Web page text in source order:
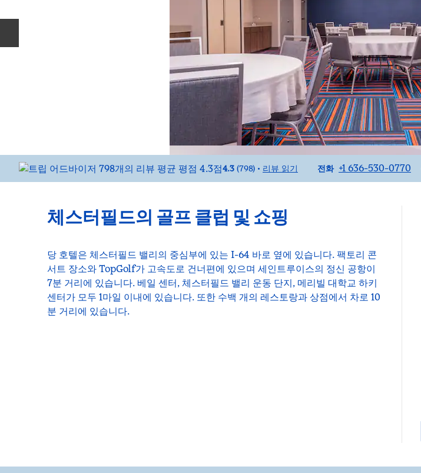
4.3 (798) • 리뷰 읽기 전화
전화 +1 636-530-0770
체스터필드의 골프 클럽 및 쇼핑
당 호텔은 체스터필드 밸리의 중심부에 있는 I-64 바로 옆에 있습니다. 팩토리 콘
서트 장소와 TopGolf가 고속도로 건너편에 있으며 세인트루이스의 정신 공항이
7분 거리에 있습니다. 베일 센터, 체스터필드 밸리 운동 단지, 메리빌 대학교 하키
센터가 모두 1마일 이내에 있습니다. 또한 수백 개의 레스토랑과 상점에서 차로 10
분 거리에 있습니다.